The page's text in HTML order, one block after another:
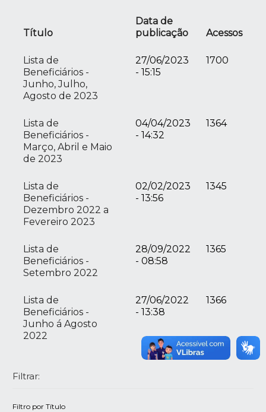
Título
Data de
publicação
Acessos
Lista de
Beneficiários -
Junho, Julho,
Agosto de 2023
27/06/2023
- 15:15
1700
Lista de
Beneficiários -
Março, Abril e Maio
de 2023
04/04/2023
- 14:32
1364
Lista de
Beneficiários -
Dezembro 2022 a
Fevereiro 2023
02/02/2023
- 13:56
1345
Lista de
Beneficiários -
Setembro 2022
28/09/2022
- 08:58
1365
Lista de
Beneficiários -
Junho á Agosto
2022
27/06/2022
- 13:38
1366
Filtrar:
Filtro por Título